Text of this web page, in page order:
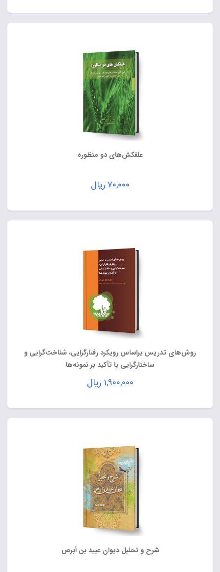
علفکش‌های دو منظوره
۷۰,۰۰۰ریال
روش‌های تدریس براساس رویکرد رفتارگرایی، شناخت‌گرایی و
ساختارگرایی با تأکید بر نمونه‌ها
۱,۹۰۰,۰۰۰ ریال
شرح و تحلیل دیوان عبید بن أبرص